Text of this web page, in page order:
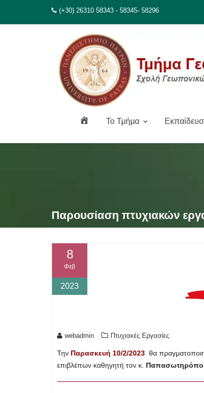
(+30) 26310 58343 - 58345- 58296
To Τμήμα
Παρουσίαση πτυχιακών
8
Φεβ
2023
webadmin Πτυχιακές Εργασίες
Την Παρασκευή 10/2/2023 θα
επιβλέπων καθηγητή τον κ.